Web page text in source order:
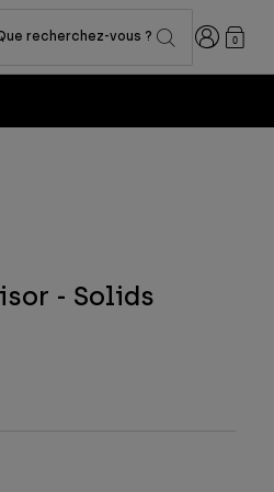
recherchez-vous ? Connexion
0
- Solids